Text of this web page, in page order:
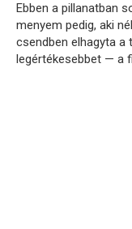
Ebben a pillanatban
menyem pedig, aki
csendben elhagyta a
legértékesebbet — a